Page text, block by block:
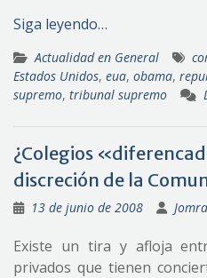
Siga leyendo…
Actualidad en General
Estados Unidos, eua, obama,
supremo, tribunal supremo
¿Colegios
discreción de la
13 de junio de 2008 Jomra
Existe un tira y afloja
privados que tienen